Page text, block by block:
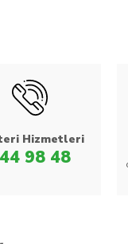
Hizmetleri
98 48